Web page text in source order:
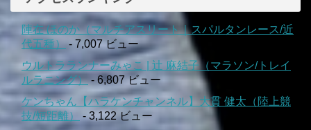
陣在 ほのか（マルチアスリート｜スパルタンレース/近
代五種）- 7,007 ビュー
ウルトラランナーみゃこ | 辻 麻結子（マラソン/トレイ
ルラニング）- 6,807 ビュー
ケンちゃん【ハラケンチャンネル】大貫 健太（陸上競
技/短距離）
- 3,122 ビュー